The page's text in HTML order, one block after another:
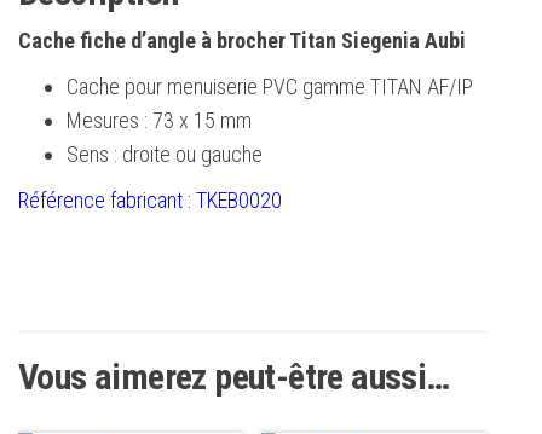
Cache fiche d’angle à brocher Titan Siegenia Aubi
Cache pour menuiserie PVC gamme TITAN AF/IP
Mesures : 73 x 15 mm
Sens : droite ou gauche
Référence fabricant : TKEB0020
Vous aimerez peut-être aussi…